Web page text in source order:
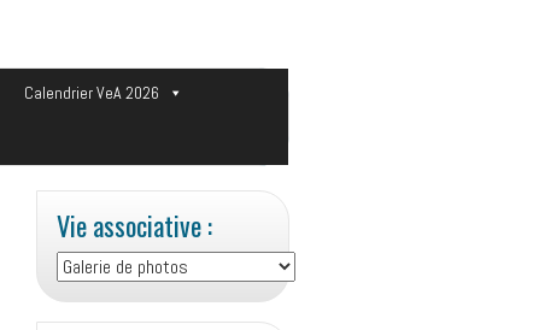
Calendrier VeA 2026
Vie associative :
Vie
associative
: